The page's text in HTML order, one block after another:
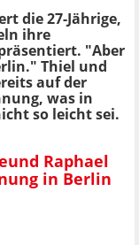
die 27-Jährige,
ihre
"Aber
Thiel und
auf der
was in
so leicht sei.
Raphael
in Berlin